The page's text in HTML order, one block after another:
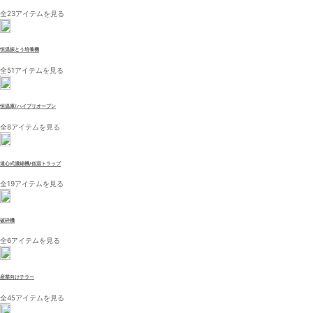
全23アイテムを見る
恒温振とう培養機
全51アイテムを見る
恒温庫/ハイブリオーブン
全8アイテムを見る
遠心式濃縮機/低温トラップ
全19アイテムを見る
破砕機
全6アイテムを見る
産業向けチラー
全45アイテムを見る